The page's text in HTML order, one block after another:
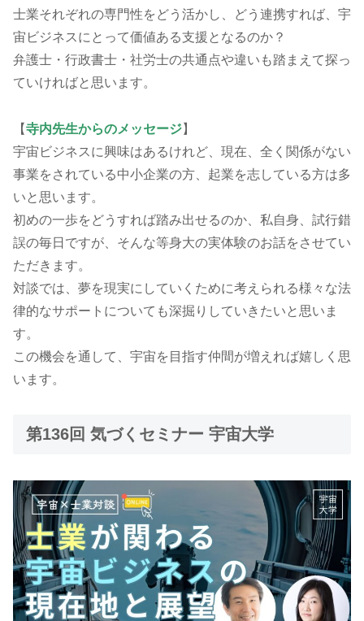
士業それぞれの専門性をどう活かし、どう連携すれば、宇
宙ビジネスにとって価値ある支援となるのか？
弁護士・行政書士・社労士の共通点や違いも踏まえて探っ
ていければと思います。
【寺内先生からのメッセージ】
宇宙ビジネスに興味はあるけれど、現在、全く関係がない
事業をされている中小企業の方、起業を志している方は多
いと思います。
初めの一歩をどうすれば踏み出せるのか、私自身、試行錯
誤の毎日ですが、そんな等身大の実体験のお話をさせてい
ただきます。
対談では、夢を現実にしていくために考えられる様々な法
律的なサポートについても深掘りしていきたいと思いま
す。
この機会を通して、宇宙を目指す仲間が増えれば嬉しく思
います。
第136回 気づくセミナー 宇宙大学